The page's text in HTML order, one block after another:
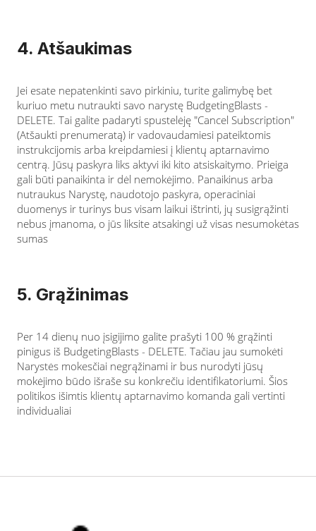
4. Atšaukimas
Jei esate nepatenkinti savo pirkiniu, turite galimybę bet
kuriuo metu nutraukti savo narystę BudgetingBlasts -
DELETE. Tai galite padaryti spustelėję "Cancel Subscription"
(Atšaukti prenumeratą) ir vadovaudamiesi pateiktomis
instrukcijomis arba kreipdamiesi į klientų aptarnavimo
centrą. Jūsų paskyra liks aktyvi iki kito atsiskaitymo. Prieiga
gali būti panaikinta ir dėl nemokėjimo. Panaikinus arba
nutraukus Narystę, naudotojo paskyra, operaciniai
duomenys ir turinys bus visam laikui ištrinti, jų susigrąžinti
nebus įmanoma, o jūs liksite atsakingi už visas nesumokėtas
sumas
5. Grąžinimas
Per 14 dienų nuo įsigijimo galite prašyti 100 % grąžinti
pinigus iš BudgetingBlasts - DELETE. Tačiau jau sumokėti
Narystės mokesčiai negrąžinami ir bus nurodyti jūsų
mokėjimo būdo išraše su konkrečiu identifikatoriumi. Šios
politikos išimtis klientų aptarnavimo komanda gali vertinti
individualiai